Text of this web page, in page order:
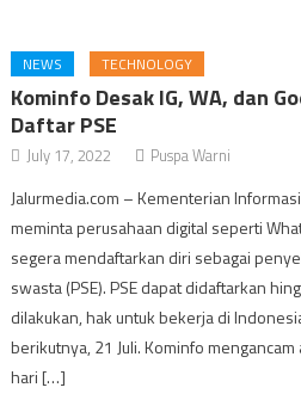
NEWS TECHNOLOGY
Kominfo Desak IG, WA, dan
Daftar PSE
July 17, 2022 Puspa Warni
Jalurmedia.com – Kementerian
meminta perusahaan digital seperti
segera mendaftarkan diri sebagai
swasta (PSE). PSE dapat didaftarkan
dilakukan, hak untuk bekerja di
berikutnya, 21 Juli. Kominfo
hari […]